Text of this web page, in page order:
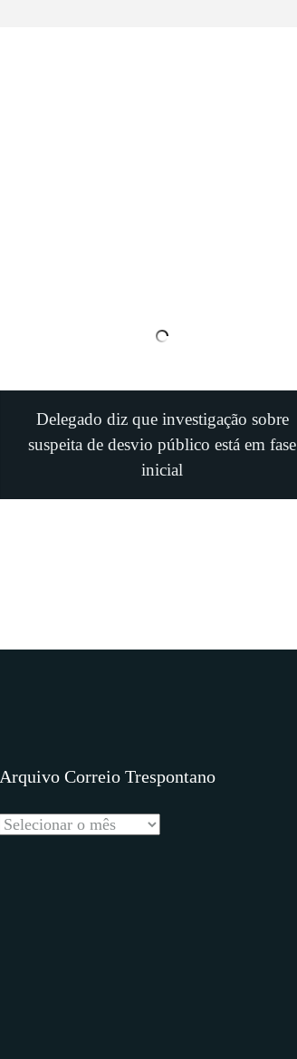
Delegado diz que investigação sobre
suspeita de desvio público está em fase
inicial
Arquivo Correio Trespontano